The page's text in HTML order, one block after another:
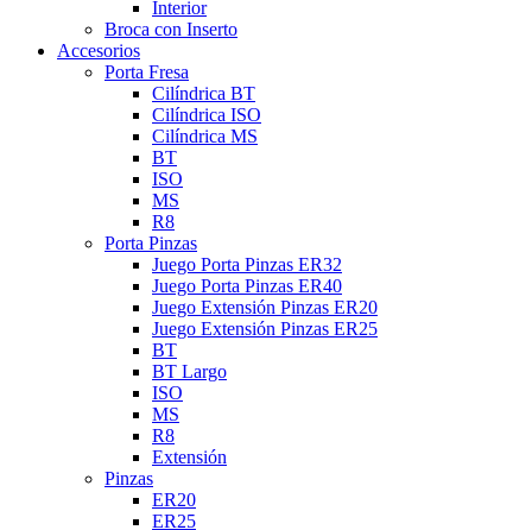
Interior
Broca con Inserto
Accesorios
Porta Fresa
Cilíndrica BT
Cilíndrica ISO
Cilíndrica MS
BT
ISO
MS
R8
Porta Pinzas
Juego Porta Pinzas ER32
Juego Porta Pinzas ER40
Juego Extensión Pinzas ER20
Juego Extensión Pinzas ER25
BT
BT Largo
ISO
MS
R8
Extensión
Pinzas
ER20
ER25